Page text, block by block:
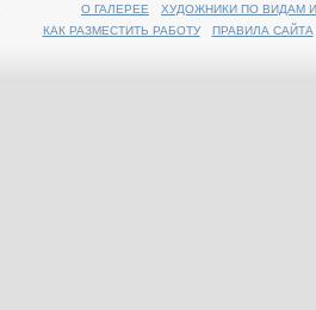
О ГАЛЕРЕЕ
ХУДОЖНИКИ ПО ВИДАМ
КАК РАЗМЕСТИТЬ РАБОТУ
ПРАВИЛА САЙТА